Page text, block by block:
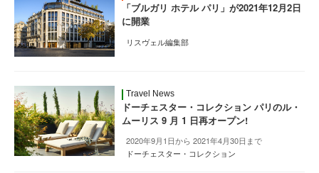
「ブルガリ ホテル パリ」が2021年12月2日
に開業
リスヴェル編集部
Travel News
ドーチェスター・コレクション パリのル・
ムーリス 9 月 1 日再オープン!
2020年9月1日から 2021年4月30日まで
ドーチェスター・コレクション